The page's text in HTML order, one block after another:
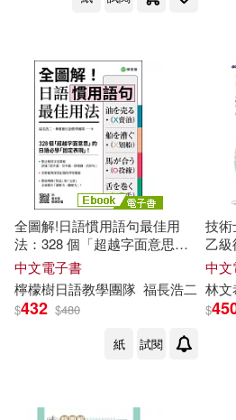
仝德志(布衣公子)(1)
位明先(1)
佐倉朗(1)
何忠波，楊朝舒，周景濤，
劉國平(1)
菁品文化(1)
華中科技大學出版社(1)
虎吉(1)
西南財經大學出版社(1)
讀品文化(1) 財經傳訊
邦聯文化(1)
全圖解!日語慣用語句最佳用
法：328 個「超越字面意思」
的日語必學「固定表現」 (電子
書)
中文電子書
檸檬樹日語教學團隊 福長浩二
$432 $480
紙
試閱
技術
乙
(電
中文
林文
$